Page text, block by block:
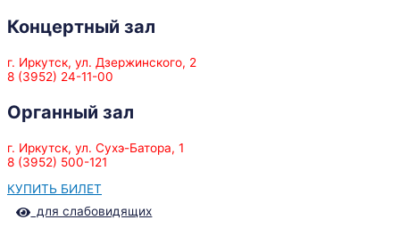
Концертный зал
г. Иркутск, ул. Дзержинского, 2
8 (3952) 24-11-00
Органный зал
г. Иркутск, ул. Сухэ-Батора, 1
8 (3952) 500-121
КУПИТЬ БИЛЕТ
для слабовидящих